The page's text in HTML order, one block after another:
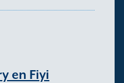
en Fiyi